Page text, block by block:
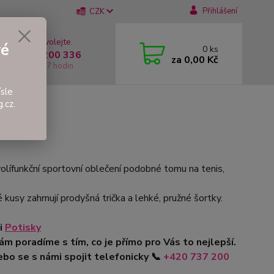
CZK Přihlášení
si rady? Zavolejte.
737 200 336
Pátek: 8 - 17 hodin
0 ks
za 0,00 Kč
sportovní oblečení podobné tomu na tenis,
zahrnují prodyšná trička a lehké, pružné šortky.
Potisky
poradíme s tím, co je přímo pro Vás to nejlepší.
se s námi spojit telefonicky 📞 +420 737 200